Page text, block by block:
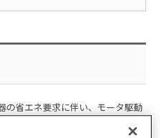
の省エネ要求に伴い、モータ駆動